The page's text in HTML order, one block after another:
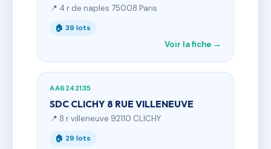
📍 4 r de naples 75008 Paris
🏠 39 lots
Voir la fiche →
AA6242135
SDC CLICHY 8 RUE VILLENEUVE
📍 8 r villeneuve 92110 CLICHY
🏠 29 lots